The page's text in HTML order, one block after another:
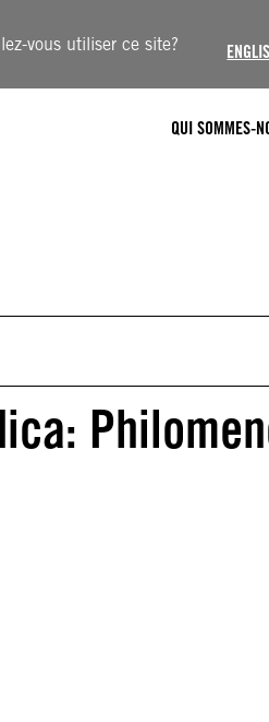
vous utiliser ce site?
QUI SOMMES-